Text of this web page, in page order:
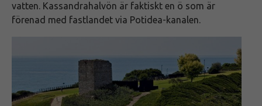
vatten. Kassandrahalvön är faktiskt en ö som är
förenad med fastlandet via Potidea-kanalen.